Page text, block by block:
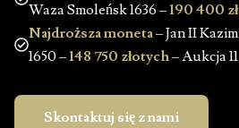
Waza Smoleńsk 1636 –190 400
Najdroższa moneta– Jan II
1650 –148 750 złotych– Aukcja 11
Skontaktuj się z nami